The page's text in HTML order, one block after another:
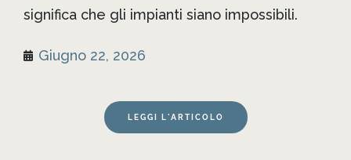
significa che gli impianti siano impossibili.
Giugno 22, 2026
LEGGI L'ARTICOLO